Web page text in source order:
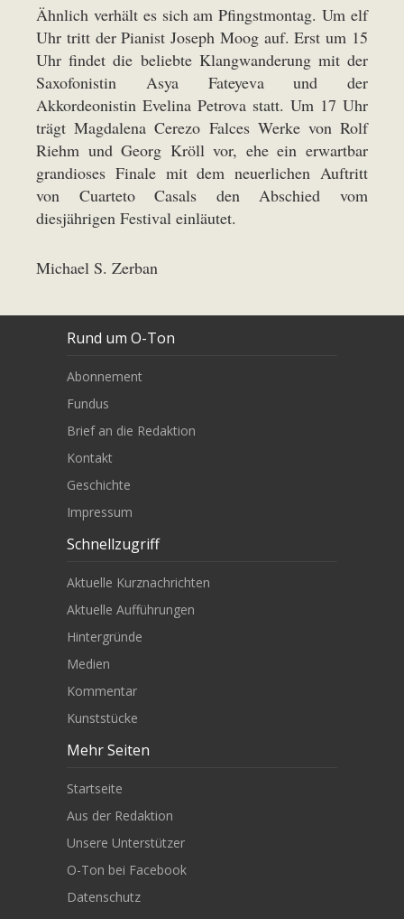
Ähnlich verhält es sich am Pfingstmontag. Um elf
Uhr tritt der Pianist Joseph Moog auf. Erst um 15
Uhr findet die beliebte Klangwanderung mit der
Saxofonistin Asya Fateyeva und der
Akkordeonistin Evelina Petrova statt. Um 17 Uhr
trägt Magdalena Cerezo Falces Werke von Rolf
Riehm und Georg Kröll vor, ehe ein erwartbar
grandioses Finale mit dem neuerlichen Auftritt
von Cuarteto Casals den Abschied vom
diesjährigen Festival einläutet.
Michael S. Zerban
Rund um O-Ton
Abonnement
Fundus
Brief an die Redaktion
Kontakt
Geschichte
Impressum
Schnellzugriff
Aktuelle Kurznachrichten
Aktuelle Aufführungen
Hintergründe
Medien
Kommentar
Kunststücke
Mehr Seiten
Startseite
Aus der Redaktion
Unsere Unterstützer
O-Ton bei Facebook
Datenschutz